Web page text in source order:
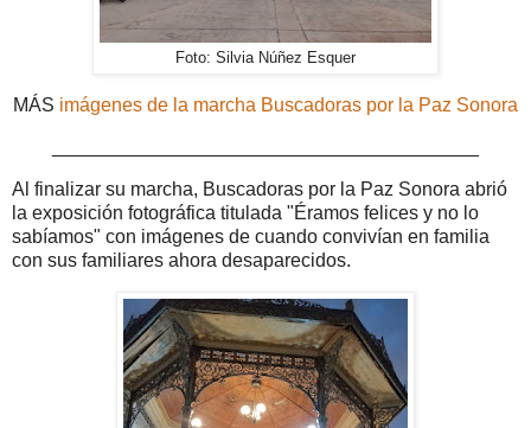
Foto: Silvia Núñez Esquer
MÁS imágenes de la marcha Buscadoras por la Paz Sonora
Al finalizar su marcha, Buscadoras por la Paz Sonora abrió
la exposición fotográfica titulada "Éramos felices y no lo
sabíamos" con imágenes de cuando convivían en familia
con sus familiares ahora desaparecidos.